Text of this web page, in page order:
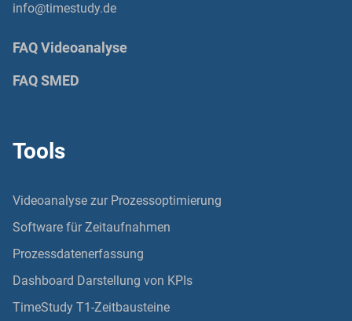
info@timestudy.de
FAQ Videoanalyse
FAQ SMED
Tools
Videoanalyse zur Prozessoptimierung
Software für Zeitaufnahmen
Prozessdatenerfassung
Dashboard Darstellung von KPIs
TimeStudy T1-Zeitbausteine